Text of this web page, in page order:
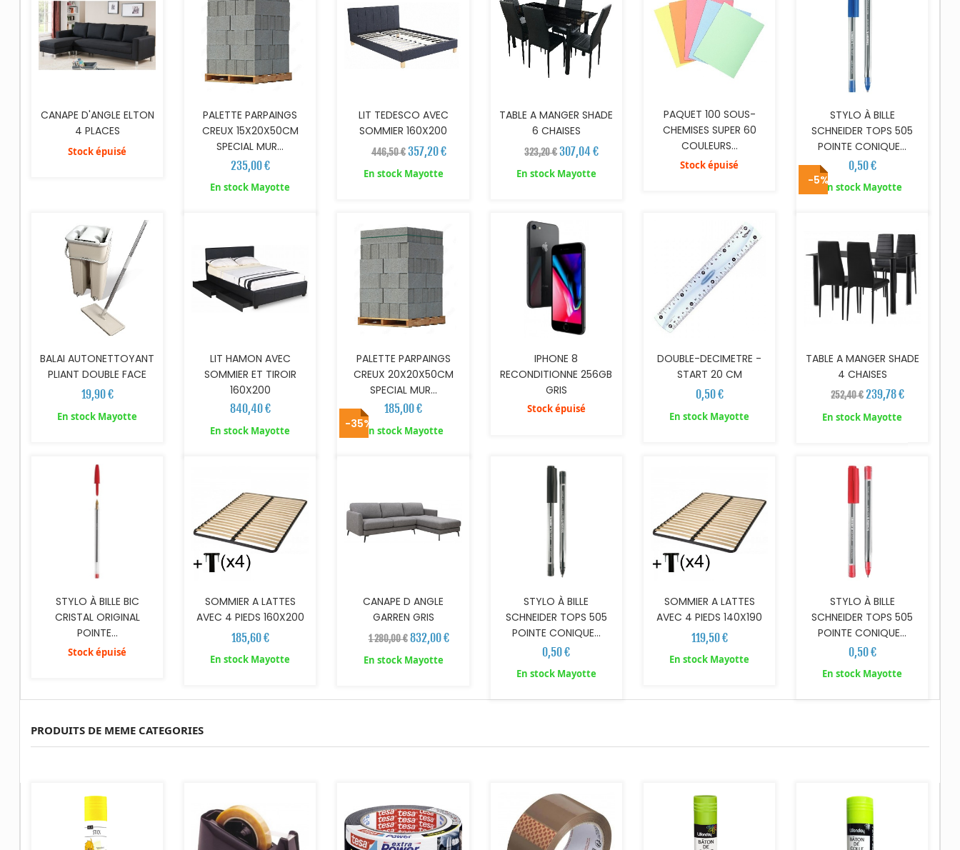
CANAPE D'ANGLE ELTON
4 PLACES
Stock épuisé
PALETTE PARPAINGS
CREUX 15X20X50CM
SPECIAL MUR...
235,00 €
En stock Mayotte
LIT TEDESCO AVEC
SOMMIER 160X200
446,50 € 357,20 €
En stock Mayotte
TABLE A MANGER SHADE
6 CHAISES
323,20 €307,04 €
En stock Mayotte
PAQUET 100 SOUS-
CHEMISES SUPER 60
COULEURS...
Stock épuisé
STYLO À BILLE
SCHNEIDER TOPS 505
POINTE CONIQUE...
0,50 €
En stock Mayotte
BALAI AUTONETTOYANT
PLIANT DOUBLE FACE
19,90 €
En stock Mayotte
AJOUTER AU PANIER
LIT HAMON AVEC
SOMMIER ET TIROIR
160X200
840,40 €
En stock Mayotte
AJOUTER AU PANIER
PALETTE PARPAINGS
CREUX 20X20X50CM
SPECIAL MUR...
185,00 €
En stock Mayotte
IPHONE 8
RECONDITIONNE 256GB
GRIS
Stock épuisé
DOUBLE-DECIMETRE -
START 20 CM
0,50 €
En stock Mayotte
-5% AJOUTER AU PANIER
TABLE A MANGER SHADE
4 CHAISES
252,40 €239,78 €
En stock Mayotte
STYLO À BILLE BIC
CRISTAL ORIGINAL
POINTE...
Stock épuisé
AJOUTER AU PANIER
SOMMIER A LATTES
AVEC 4 PIEDS 160X200
185,60 €
En stock Mayotte
-35% AJOUTER AU PANIER
CANAPE D ANGLE
GARREN GRIS
1 280,00 € 832,00 €
En stock Mayotte
STYLO À BILLE
SCHNEIDER TOPS 505
POINTE CONIQUE...
0,50 €
En stock Mayotte
AJOUTER AU PANIER
SOMMIER A LATTES
AVEC 4 PIEDS 140X190
119,50 €
En stock Mayotte
AJOUTER AU PANIER
STYLO À BILLE
SCHNEIDER TOPS 505
POINTE CONIQUE...
0,50 €
En stock Mayotte
PRODUITS DE MEME CATEGORIES